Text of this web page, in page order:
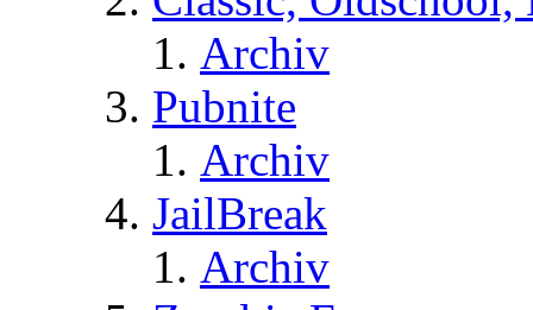
Archiv
Pubnite
Archiv
JailBreak
Archiv